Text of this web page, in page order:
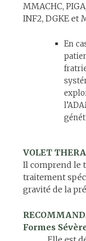
MMACHC,
INF2, DGKE et
En
VOLET
Il comprend le
traitement
gravité de la
Formes